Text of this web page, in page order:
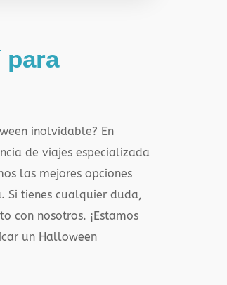
para
inolvidable? En
de viajes especializada
las mejores opciones
Si tienes cualquier duda,
con nosotros. ¡Estamos
un Halloween